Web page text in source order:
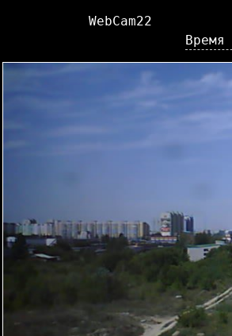
Время
WebCam22